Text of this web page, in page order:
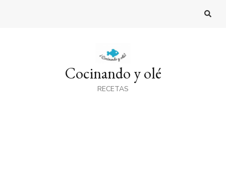
Cocinando y olé
RECETAS